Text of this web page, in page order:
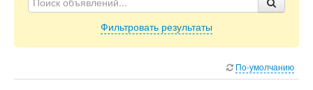
Контакты
Фильтровать результаты
По-умолчанию